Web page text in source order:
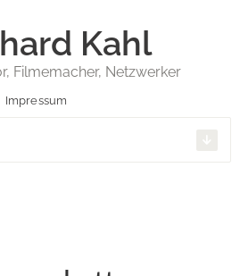
Kahl
Filmemacher, Netzwerker
Impressum